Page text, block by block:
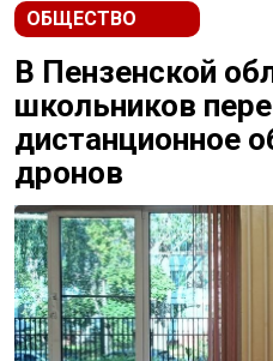
ОБЩЕСТВО
В Пензенской
школьников
дистанционное
дронов